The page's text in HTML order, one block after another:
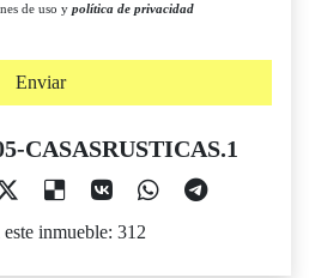
de uso y política de privacidad
Enviar
CASASRUSTICAS.1
inmueble: 312